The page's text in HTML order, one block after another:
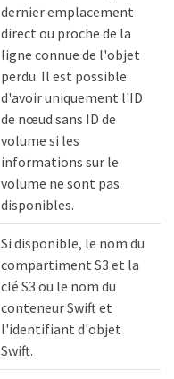
dernier emplacement
direct ou proche de la
ligne connue de l'objet
perdu. Il est possible
d'avoir uniquement l'ID
de nœud sans ID de
volume si les
informations sur le
volume ne sont pas
disponibles.
Si disponible, le nom du
compartiment S3 et la
clé S3 ou le nom du
conteneur Swift et
l'identifiant d'objet
Swift.